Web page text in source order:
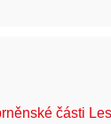
části